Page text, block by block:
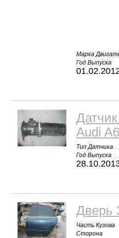
Марка
Год Выпуска
Audi A6
Тип Датчика
Год Выпуска
Дверь
Часть Кузова
Сторона